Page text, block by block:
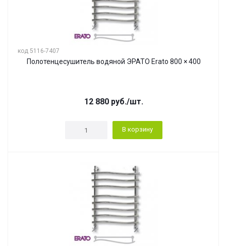
код 5116-7407
Полотенцесушитель водяной ЭРАТО Erato 800 × 400
12 880руб./шт.
В корзину